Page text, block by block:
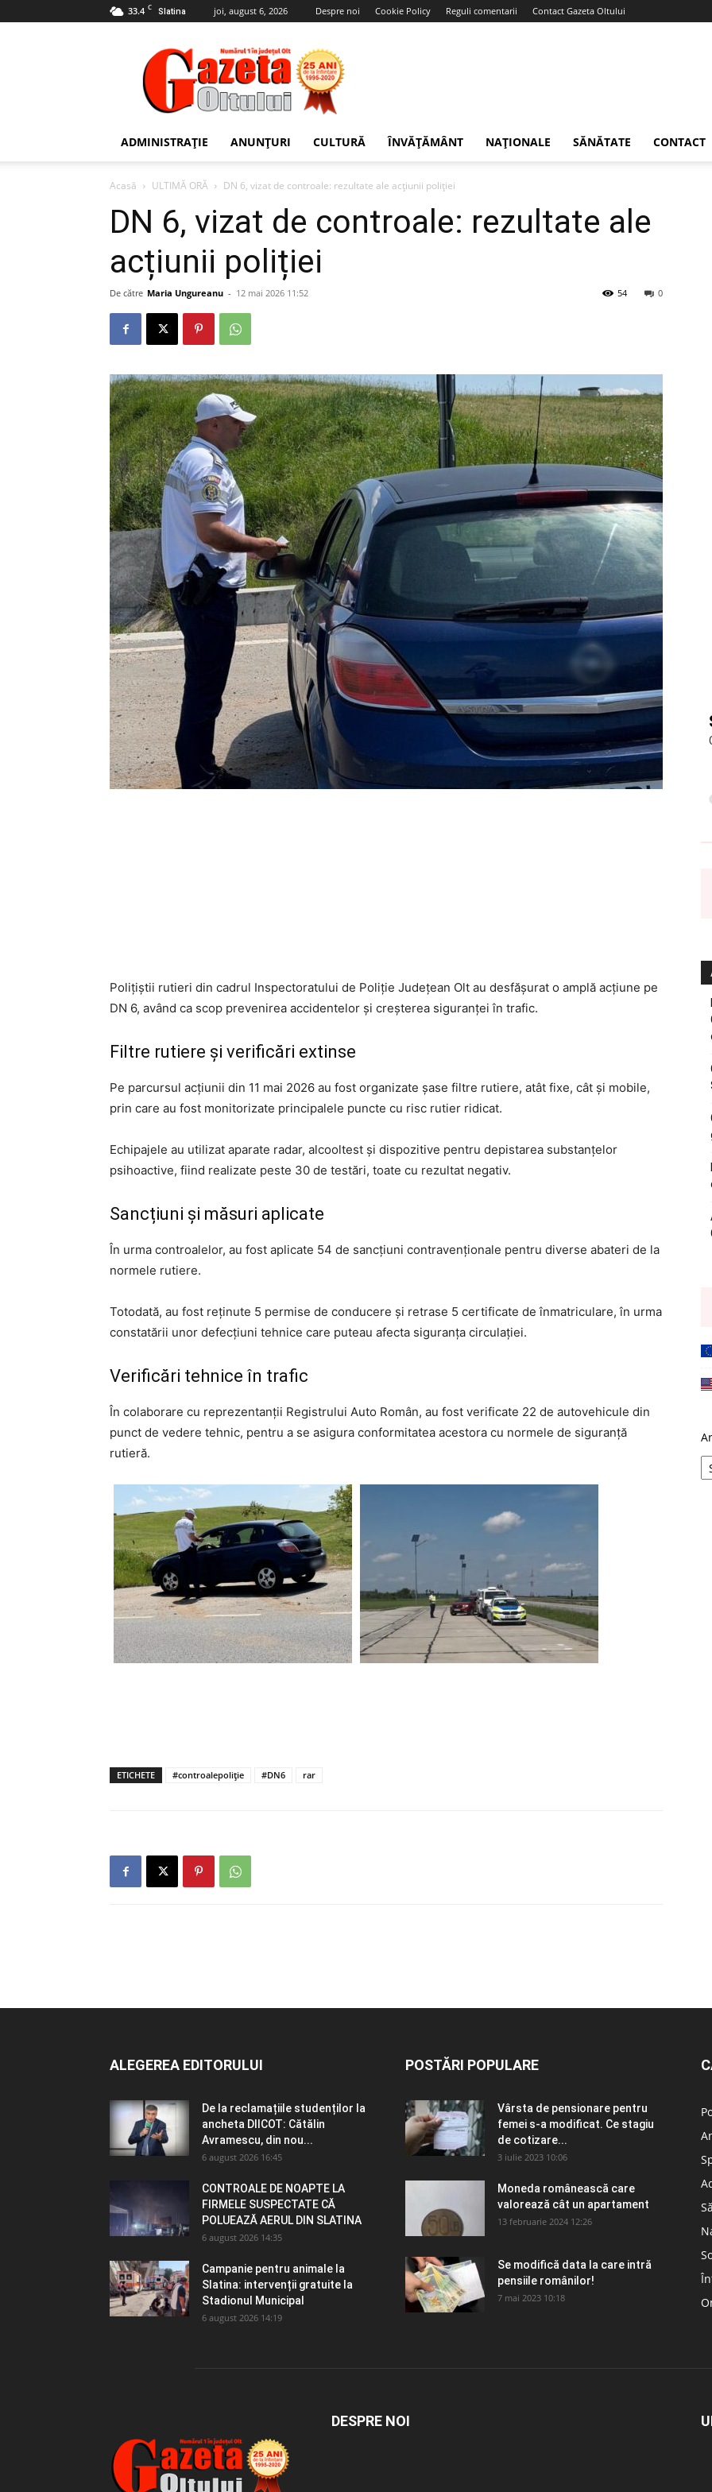
33.4 C Slatina joi, august 6, 2026 Despre noi Cookie Policy Reguli comentarii Contact Gazeta Oltului
Gazeta
Oltului
ADMINISTRAȚIE ANUNȚURI CULTURĂ ÎNVĂȚĂMÂNT NAȚIONALE SĂNĂTATE CONTACT
Acasă ULTIMĂ ORĂ DN 6, vizat de controale: rezultate ale acțiunii poliției
DN 6, vizat de controale: rezultate ale
acțiunii poliției
De către Maria Ungureanu - 12 mai 2026 11:52 0
54
Polițiștii rutieri din cadrul Inspectoratului de Poliție Județean Olt au desfășurat o amplă acțiune pe
DN 6, având ca scop prevenirea accidentelor și creșterea siguranței în trafic.
Filtre rutiere și verificări extinse
Pe parcursul acțiunii din 11 mai 2026 au fost organizate șase filtre rutiere, atât fixe, cât și mobile,
prin care au fost monitorizate principalele puncte cu risc rutier ridicat.
Echipajele au utilizat aparate radar, alcooltest și dispozitive pentru depistarea substanțelor
psihoactive, fiind realizate peste 30 de testări, toate cu rezultat negativ.
Sancțiuni și măsuri aplicate
În urma controalelor, au fost aplicate 54 de sancțiuni contravenționale pentru diverse abateri de la
normele rutiere.
Totodată, au fost reținute 5 permise de conducere și retrase 5 certificate de înmatriculare, în urma
constatării unor defecțiuni tehnice care puteau afecta siguranța circulației.
Verificări tehnice în trafic
În colaborare cu reprezentanții Registrului Auto Român, au fost verificate 22 de autovehicule din
punct de vedere tehnic, pentru a se asigura conformitatea acestora cu normele de siguranță
rutieră.
ETICHETE #controalepoliție #DN6 rar
ALEGEREA EDITORULUI
De la reclamațiile studenților la
ancheta DIICOT: Cătălin
Avramescu, din nou...
6 august 2026 16:45
CONTROALE DE NOAPTE LA
FIRMELE SUSPECTATE CĂ
POLUEAZĂ AERUL DIN SLATINA
6 august 2026 14:35
Campanie pentru animale la
Slatina: intervenții gratuite la
Stadionul Municipal
6 august 2026 14:19
POSTĂRI POPULARE
Vârsta de pensionare pentru
femei s-a modificat. Ce stagiu
de cotizare...
3 iulie 2023 10:06
Moneda românească care
valorează cât un apartament
13 februarie 2024 12:26
Se modifică data la care intră
pensiile românilor!
7 mai 2023 10:18
DESPRE NOI